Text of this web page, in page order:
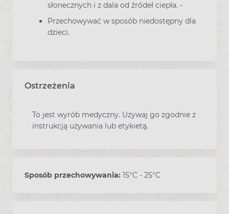
słonecznych i z dala od źródeł ciepła. •
Przechowywać w sposób niedostępny dla
dzieci.
Ostrzeżenia
To jest wyrób medyczny. Używaj go zgodnie z
instrukcją używania lub etykietą.
Sposób przechowywania: 15°C - 25°C